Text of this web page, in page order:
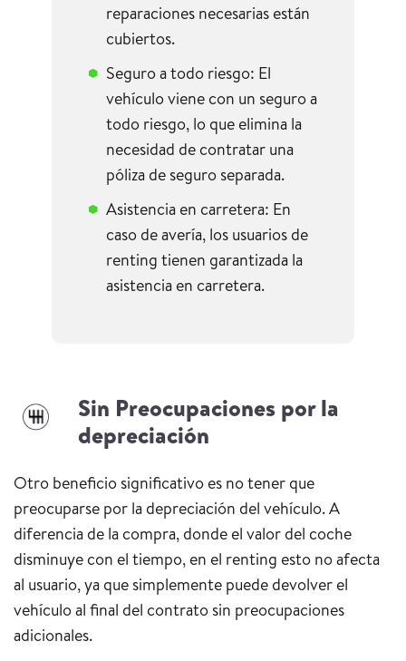
reparaciones necesarias están
cubiertos.
Seguro a todo riesgo: El
vehículo viene con un seguro a
todo riesgo, lo que elimina la
necesidad de contratar una
póliza de seguro separada.
Asistencia en carretera: En
caso de avería, los usuarios de
renting tienen garantizada la
asistencia en carretera.
Sin Preocupaciones por la
depreciación
Otro beneficio significativo es no tener que
preocuparse por la depreciación del vehículo. A
diferencia de la compra, donde el valor del coche
disminuye con el tiempo, en el renting esto no afecta
al usuario, ya que simplemente puede devolver el
vehículo al final del contrato sin preocupaciones
adicionales.